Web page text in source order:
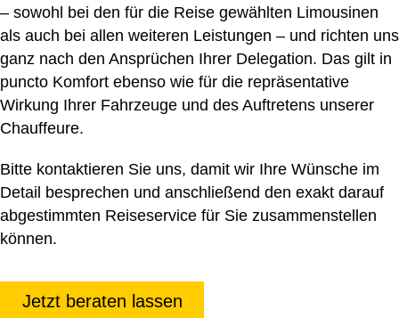
– sowohl bei den für die Reise gewählten Limousinen
als auch bei allen weiteren Leistungen – und richten uns
ganz nach den Ansprüchen Ihrer Delegation. Das gilt in
puncto Komfort ebenso wie für die repräsentative
Wirkung Ihrer Fahrzeuge und des Auftretens unserer
Chauffeure.
Bitte kontaktieren Sie uns, damit wir Ihre Wünsche im
Detail besprechen und anschließend den exakt darauf
abgestimmten Reiseservice für Sie zusammenstellen
können.
Jetzt beraten lassen